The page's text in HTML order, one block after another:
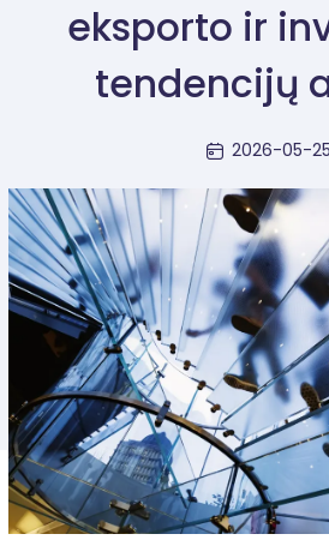
eksporto ir
tendencijų
2026-05-25